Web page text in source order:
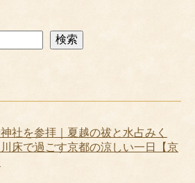
検索
社を参拝｜夏越の祓と水占みく
川床で過ごす京都の涼しい一日【京